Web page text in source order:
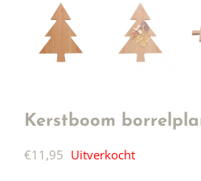
Kerstboom
€11,95 Uitverkocht